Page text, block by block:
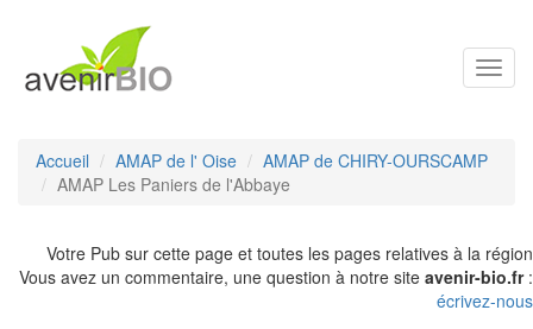
Accueil AMAP de l' Oise
AMAP de CHIRY-OURSCAMP
AMAP Les Paniers de l'Abbaye
Votre Pub sur cette page et toutes les pages relatives à la région
Vous avez un commentaire, une question à notre site avenir-bio.fr:
écrivez-nous